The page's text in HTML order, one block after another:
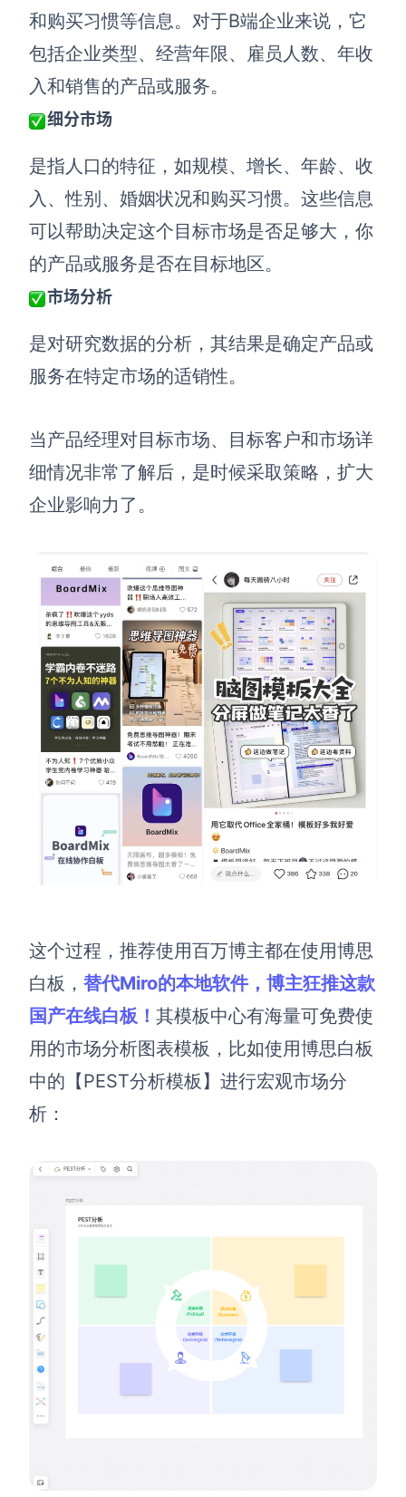
AI创作
AI生成用户旅程图
AI生成鱼骨图
AI生成组织结构图
战略与流程设计
AI生成商业画布
AI生成平衡计分卡
AI生成时间管理四象限
AI生成价值链
数据分析与策略
AI生成Smart分析
AI生成波士顿矩阵
AI生成波特五力模型
AI生成4P营销理论模型
AI生成竞品分析
AI生成安索夫矩阵
AI生成Grow模型
AI生成AARRR模型
AI生成图片
AI写作
AI对话
AI生成简历
私有化部署
管理功能定制 · 专业部署方案
用boardmix提升团队协作效率
帮助中心
获取详细功能指南和技术支持
探索创意灵感与高效协作技巧
和购买习惯等信息。对于B端企业来说，它
包括企业类型、经营年限、雇员人数、年收
入和销售的产品或服务。
细分市场
是指人口的特征，如规模、增长、年龄、收
入、性别、婚姻状况和购买习惯。这些信息
可以帮助决定这个目标市场是否足够大， 你
的产品或服务是否在目标地区。
市场分析
是对研究数据的分析，其结果是确定产品或
服务在特定市场的适销性。
当产品经理对目标市场、目标客户和市场详
细情况非常了解后，是时候采取策略，扩大
企业影响力了。
这个过程，推荐使用百万博主都在使用博思
白板， 替代Miro的本地软件，博主狂推这款
国产在线白板！ 其模板中心有海量可免费使
用的市场分析图表模板， 比如使用博思白板
中的 【PEST分析模板 】 进行宏观市场分
析 ：